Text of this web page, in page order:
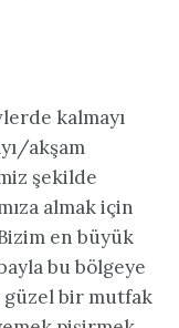
kalmayı
akşam
şekilde
almak için
en büyük
bu bölgeye
güzel bir mutfak